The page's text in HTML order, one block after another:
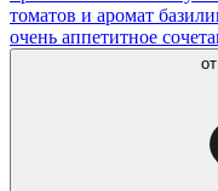
томатов и аромат
очень аппетитное
от